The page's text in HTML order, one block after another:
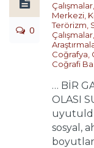
0
Çalışmalar
Merkezi
Terörizm
Çalışmalar
Coğrafya
Coğrafi
… BİR
OLASI
sosyal,